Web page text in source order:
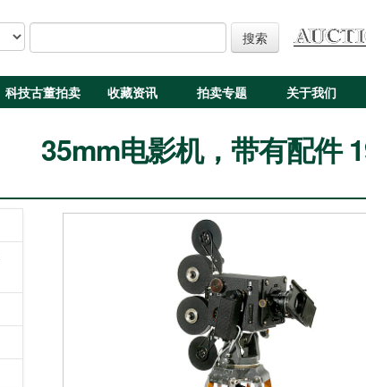
搜索
科技古董拍卖 收藏资讯 拍卖专题 关于我们
35mm电影机，带有配件